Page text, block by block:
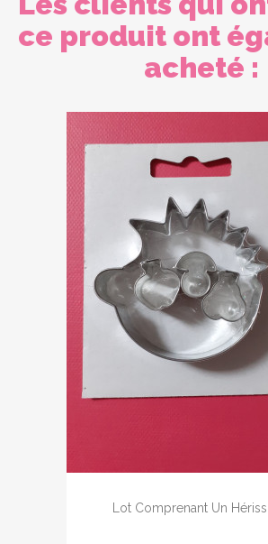
ce produit ont
acheté :
Lot Comprenant Un